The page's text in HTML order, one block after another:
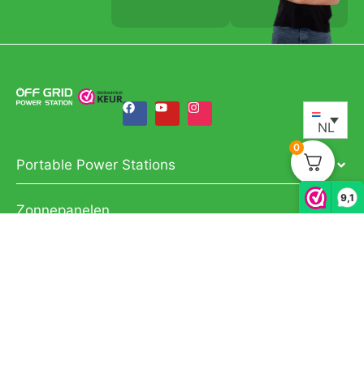
9,1
NL
Portable Power Stations
Zonnepanelen
0